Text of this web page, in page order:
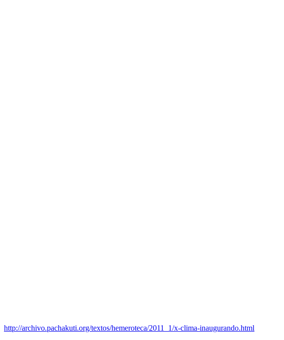
http://archivo.pachakuti.org/textos/hemeroteca/2011_1/x-clima-inaugurando.html